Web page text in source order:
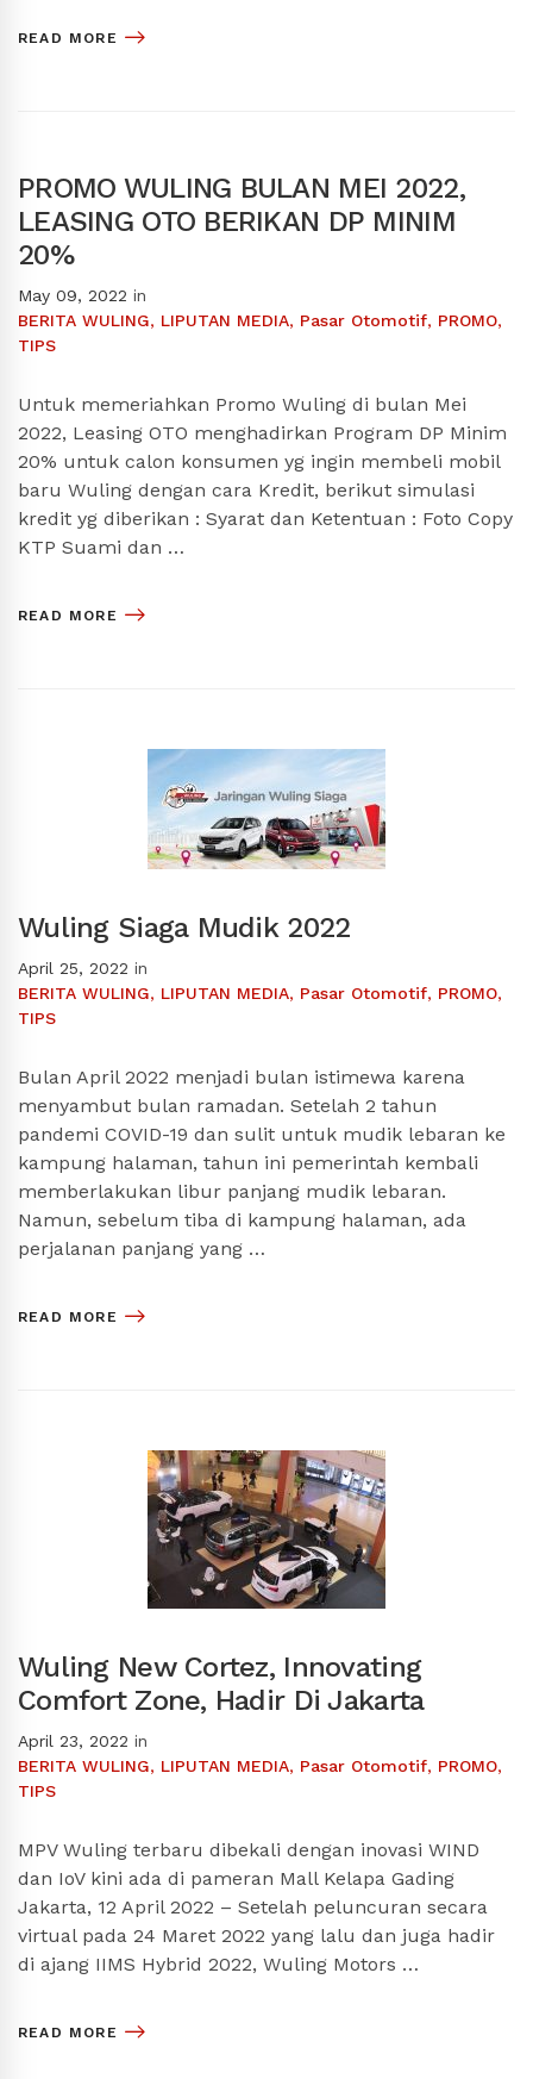
READ MORE
PROMO WULING BULAN MEI 2022,
LEASING OTO BERIKAN DP MINIM
20%
May 09, 2022 in
BERITA WULING, LIPUTAN MEDIA, Pasar Otomotif, PROMO,
TIPS
Untuk memeriahkan Promo Wuling di bulan Mei
2022, Leasing OTO menghadirkan Program DP Minim
20% untuk calon konsumen yg ingin membeli mobil
baru Wuling dengan cara Kredit, berikut simulasi
kredit yg diberikan : Syarat dan Ketentuan : Foto Copy
KTP Suami dan …
READ MORE
Wuling Siaga Mudik 2022
April 25, 2022 in
BERITA WULING, LIPUTAN MEDIA, Pasar Otomotif, PROMO,
TIPS
Bulan April 2022 menjadi bulan istimewa karena
menyambut bulan ramadan. Setelah 2 tahun
pandemi COVID-19 dan sulit untuk mudik lebaran ke
kampung halaman, tahun ini pemerintah kembali
memberlakukan libur panjang mudik lebaran.
Namun, sebelum tiba di kampung halaman, ada
perjalanan panjang yang …
READ MORE
Wuling New Cortez, Innovating
Comfort Zone, Hadir Di Jakarta
April 23, 2022 in
BERITA WULING, LIPUTAN MEDIA, Pasar Otomotif, PROMO,
TIPS
MPV Wuling terbaru dibekali dengan inovasi WIND
dan IoV kini ada di pameran Mall Kelapa Gading
Jakarta, 12 April 2022 – Setelah peluncuran secara
virtual pada 24 Maret 2022 yang lalu dan juga hadir
di ajang IIMS Hybrid 2022, Wuling Motors …
READ MORE